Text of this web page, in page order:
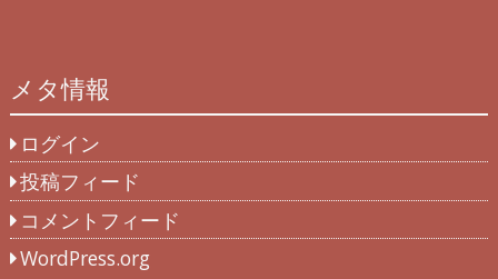
メタ情報
ログイン
投稿フィード
コメントフィード
WordPress.org